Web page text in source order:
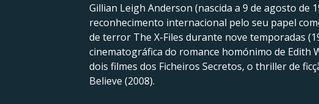
Gillian Leigh Anderson (nascida a 9 de agosto de
reconhecimento internacional pelo seu papel
de terror The X-Files durante nove temporadas
cinematográfica do romance homónimo de Edith
dois filmes dos Ficheiros Secretos, o thriller de
Believe (2008).